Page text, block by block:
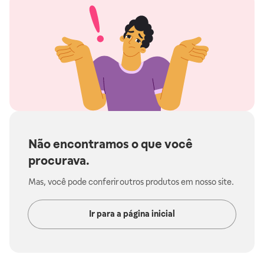
Não encontramos o que você
procurava.
Mas, você pode conferir outros produtos em nosso site.
Ir para a página inicial